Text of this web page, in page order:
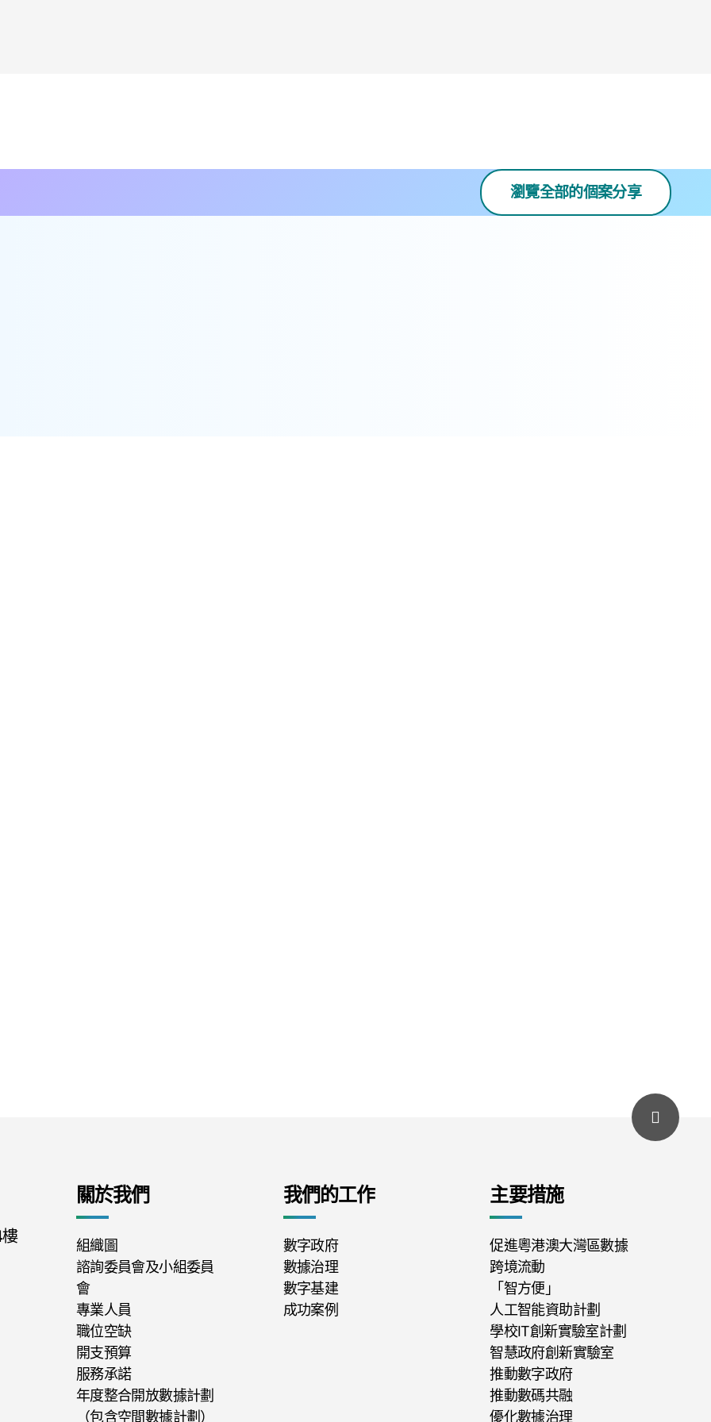
瀏覽全部的個案分享
關於我們
組織圖
諮詢委員會及小組委員
會
專業人員
職位空缺
開支預算
服務承諾
年度整合開放數據計劃
（包含空間數據計劃）
我們的工作
數字政府
數據治理
數字基建
成功案例
主要措施
促進粵港澳大灣區數據
跨境流動
「智方便」
人工智能資助計劃
學校IT創新實驗室計劃
智慧政府創新實驗室
推動數字政府
推動數碼共融
優化數據治理